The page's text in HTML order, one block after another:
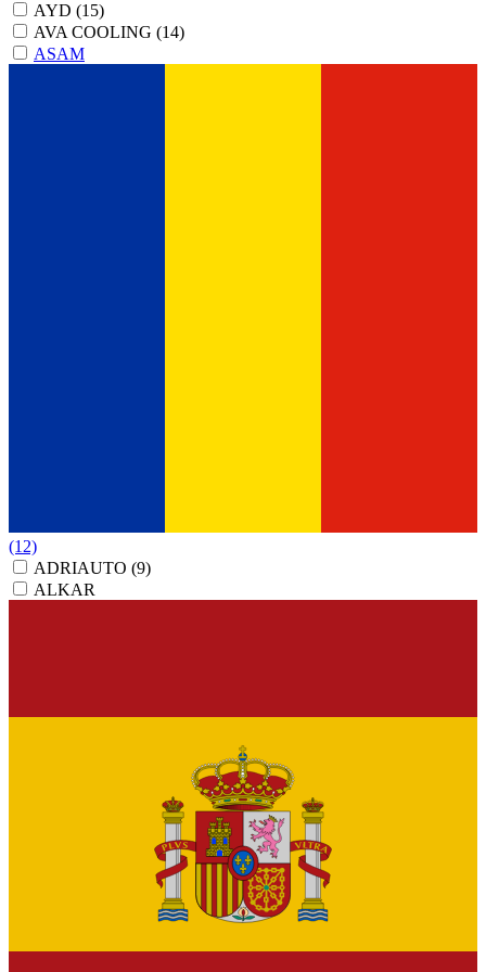
AYD (15)
AVA COOLING (14)
ASAM
(12)
ADRIAUTO (9)
ALKAR